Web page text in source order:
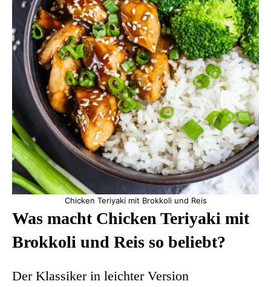
Chicken Teriyaki mit Brokkoli und Reis
Was macht Chicken Teriyaki mit
Brokkoli und Reis so beliebt?
Der Klassiker in leichter Version